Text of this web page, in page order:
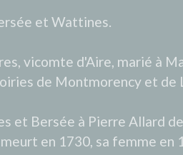
et Wattines.
vicomte d'Aire, marié à
de Montmorency et de
et Bersée à Pierre Allard
en 1730, sa femme en